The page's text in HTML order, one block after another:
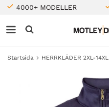
4000+ MODELLER
Startsida HERRKLÄDER 2XL-14XL